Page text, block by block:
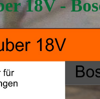
18V -